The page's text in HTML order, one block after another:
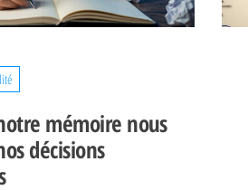
mémoire nous
décisions